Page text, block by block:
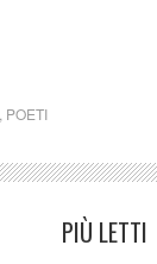
POETI
PIÙ LETTI